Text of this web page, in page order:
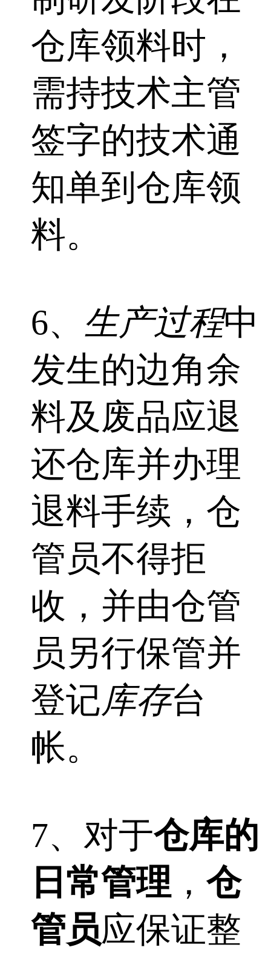
仓库领料时，
需持技术主管
签字的技术通
知单到仓库领
料。
6、 生产过程中
发生的边角余
料及废品应退
还仓库并办理
退料手续，仓
管员不得拒
收，并由仓管
员另行保管并
登记库存台
帐。
7、对于仓库的
日常管理 ， 仓
管员应保证整